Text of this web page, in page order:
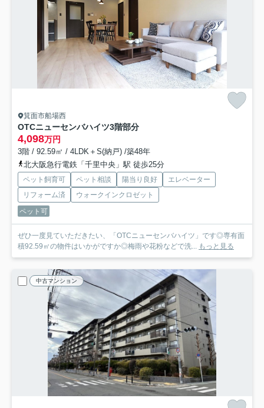
箕面市船場西
OTCニューセンバハイツ3階部分
4,098万円
3階 / 92.59㎡ / 4LDK＋S(納戸) /築48年
北大阪急行電鉄「千里中央」駅 徒歩25分
ペット飼育可 ペット相談 陽当り良好
エレベーター
リフォーム済
ウォークインクロゼット
ペット可
ぜひ一度見ていただきたい、「OTCニューセンバハイツ」です◎専有面
積92.59㎡の物件はいかがですか◎梅雨や花粉などで洗... もっと見る
中古マンション